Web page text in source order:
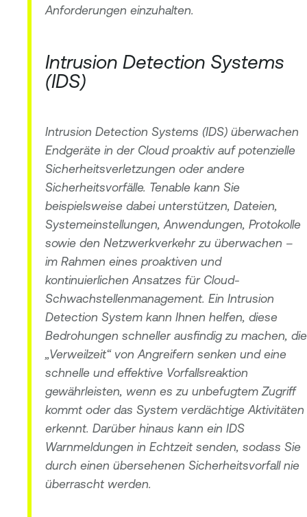
Anforderungen einzuhalten.
Intrusion Detection Systems
(IDS)
Intrusion Detection Systems (IDS) überwachen
Endgeräte in der Cloud proaktiv auf potenzielle
Sicherheitsverletzungen oder andere
Sicherheitsvorfälle. Tenable kann Sie
beispielsweise dabei unterstützen, Dateien,
Systemeinstellungen, Anwendungen, Protokolle
sowie den Netzwerkverkehr zu überwachen –
im Rahmen eines proaktiven und
kontinuierlichen Ansatzes für Cloud-
Schwachstellenmanagement. Ein Intrusion
Detection System kann Ihnen helfen, diese
Bedrohungen schneller ausfindig zu machen, die
„Verweilzeit“ von Angreifern senken und eine
schnelle und effektive Vorfallsreaktion
gewährleisten, wenn es zu unbefugtem Zugriff
kommt oder das System verdächtige Aktivitäten
erkennt. Darüber hinaus kann ein IDS
Warnmeldungen in Echtzeit senden, sodass Sie
durch einen übersehenen Sicherheitsvorfall nie
überrascht werden.